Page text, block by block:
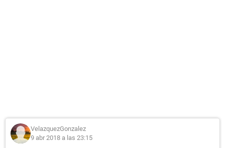
VelazquezGonzalez
9 abr 2018 a las 23:15